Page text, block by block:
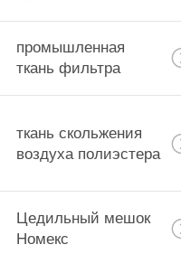
промышленная
ткань фильтра
ткань скольжения
воздуха полиэстера
Цедильный мешок
Номекс